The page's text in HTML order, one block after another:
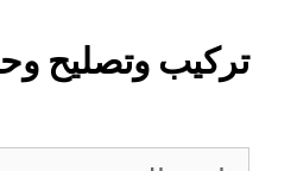
تركيب وتصليح